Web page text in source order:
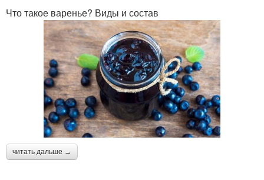
Что такое варенье? Виды и состав
читать дальше →